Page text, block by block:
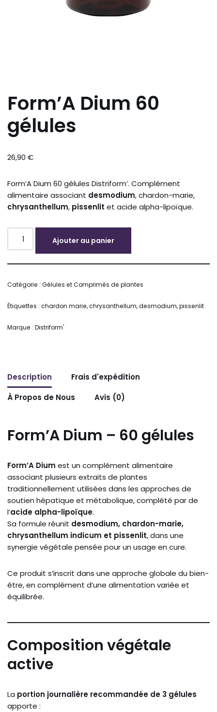
Form’A Dium 60
gélules
26,90 €
Form’A Dium 60 gélules Distriform’. Complément
alimentaire associant desmodium, chardon-marie,
chrysanthellum, pissenlit et acide alpha-lipoïque.
Ajouter au panier
Catégorie : Gélules et Comprimés de plantes
Étiquettes : chardon marie,chrysanthellum,desmodium,pissenlit
Marque : Distriform'
Description
Frais d'expédition
À Propos de Nous
Avis (0)
Form’A Dium – 60 gélules
Form’A Dium est un complément alimentaire
associant plusieurs extraits de plantes
traditionnellement utilisées dans les approches de
soutien hépatique et métabolique, complété par de
l’acide alpha-lipoïque.
Sa formule réunit desmodium, chardon-marie,
chrysanthellum indicum et pissenlit, dans une
synergie végétale pensée pour un usage en cure.
Ce produit s’inscrit dans une approche globale du bien-
être, en complément d’une alimentation variée et
équilibrée.
Composition végétale
active
La portion journalière recommandée de 3 gélules
apporte :